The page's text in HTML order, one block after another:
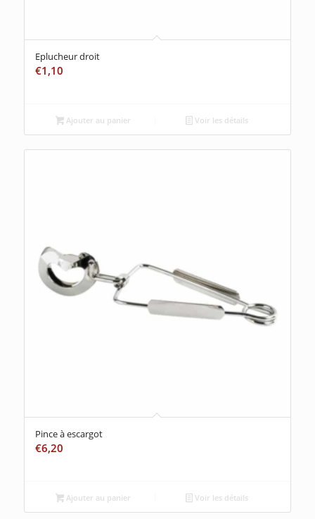
Eplucheur droit
€1,10
Ajouter au panier Voir les détails
Pince à escargot
€6,20
Ajouter au panier Voir les détails